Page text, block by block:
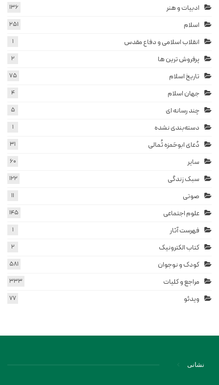
ادبیات و هنر 136
اسلام 251
انقلاب اسلامی و دفاع مقدس 1
پرفروش ترین ها 2
تاریخ اسلام 75
جهان اسلام 4
چند رسانه ای 5
دسته‌بندی نشده 1
دُعای ابوحَمزه ثُمالی 31
سایر 60
سبک زندگی 122
صوتی 11
علوم اجتماعی 145
فهرست آثار 1
کتاب الکترونیک 2
کودک و نوجوان 581
مراجع و کلیات 333
ویدئو 77
نشانی